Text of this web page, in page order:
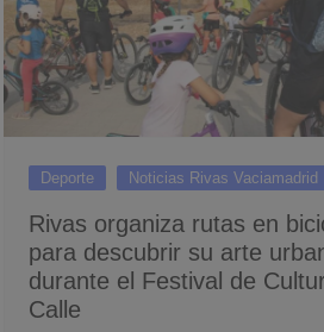
Deporte Noticias Rivas Vaciamadrid
Rivas organiza rutas en
para descubrir su arte
durante el Festival de
Calle